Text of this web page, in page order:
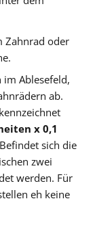
Zahnrad oder
im Ablesefeld,
ab.
x 0,1
sich die
zwei
werden. Für
eh keine